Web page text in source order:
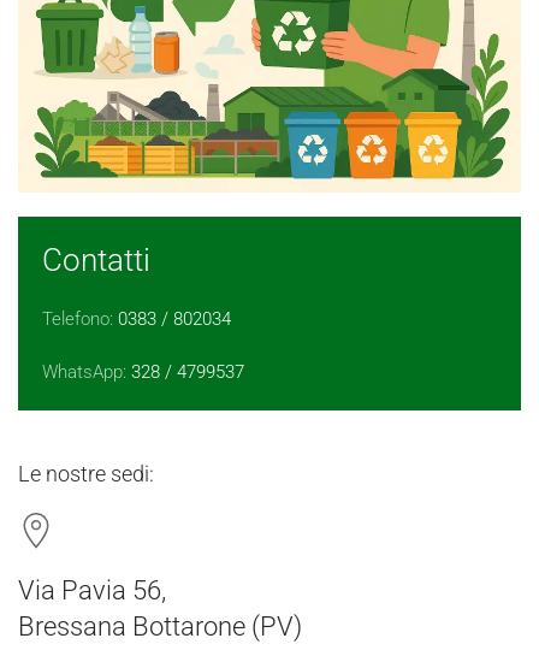
Contatti
Telefono: 0383 / 802034
WhatsApp: 328 / 4799537
Le nostre sedi:
Via Pavia 56,
Bressana Bottarone (PV)